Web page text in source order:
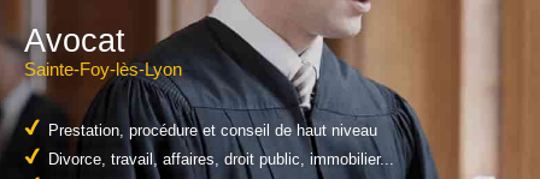
Avocat
Sainte-Foy-lès-Lyon
Prestation, procédure et conseil de haut niveau
Divorce, travail, affaires, droit public, immobilier...